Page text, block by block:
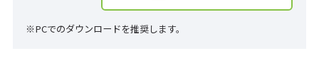
※PCでのダウンロードを推奨します。